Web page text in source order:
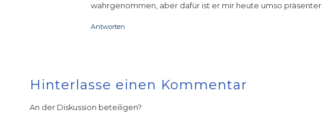
wahrgenommen, aber dafür ist er mir heute umso präsenter.
Antworten
Hinterlasse einen Kommentar
An der Diskussion beteiligen?